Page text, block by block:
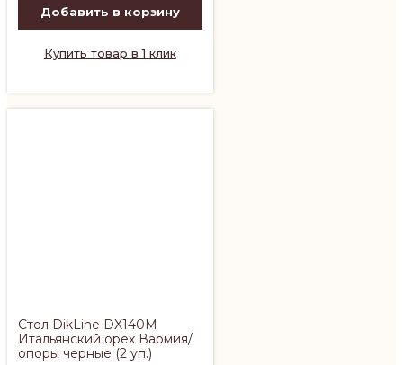
Добавить в корзину
Купить товар в 1 клик
Стол DikLine DX140M
Итальянский орех Вармия/
опоры черные (2 уп.)